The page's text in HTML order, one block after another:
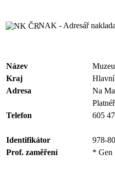
NAK - Adresář
Název
Kraj
Hlavní
Adresa
Na
Telefon
605
Identifikátor
978-
Prof. zaměření
* Gen